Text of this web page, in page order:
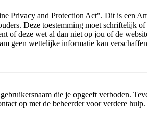
Privacy and Protection Act". Dit is een
Deze toestemming moet schriftelijk
of deze wet al dan niet op jou of de
geen wettelijke informatie kan
die je opgeeft verboden.
op met de beheerder voor verdere hulp.